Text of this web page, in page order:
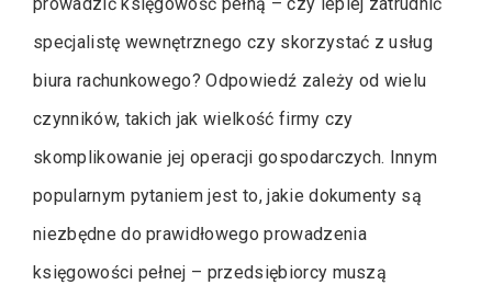
specjalistę wewnętrznego czy skorzystać z usług
biura rachunkowego? Odpowiedź zależy od wielu
czynników, takich jak wielkość firmy czy
skomplikowanie jej operacji gospodarczych. Innym
popularnym pytaniem jest to, jakie dokumenty są
niezbędne do prawidłowego prowadzenia
księgowości pełnej – przedsiębiorcy muszą